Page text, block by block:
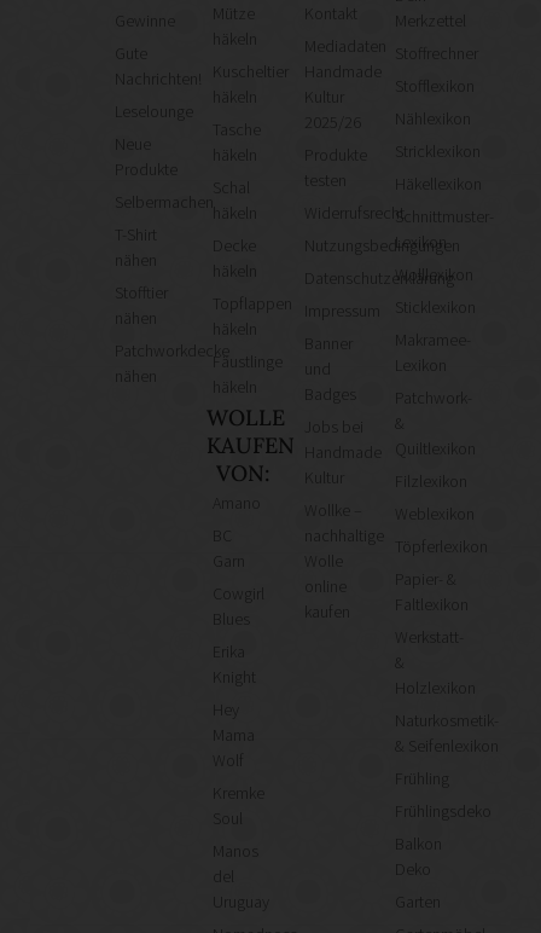
Gute
Nachrichten!
Leselounge
Neue
Produkte
Selbermachen
T-Shirt
Stofftier
Patchworkdecke
Mütze
häkeln
Kuscheltier
häkeln
Tasche
häkeln
häkeln
Topflappen
häkeln
Fäustlinge
häkeln
WOLLE
KAUFEN
VON:
Cowgirl
Knight
Mama
Wolf
Kremke
Manos
Uruguay
Kontakt
Mediadaten
Kultur
Produkte
testen
Widerrufsrecht
Nutzungsbedingungen
Datenschutzerklärung
Kultur
Wollke –
nachhaltige
kaufen
Merkzettel
Stoffrechner
Stofflexikon
Nählexikon
Stricklexikon
Häkellexikon
Schnittmuster-
Lexikon
Wolllexikon
Sticklexikon
Makramee-
Lexikon
Patchwork-
&
Quiltlexikon
Weblexikon
Töpferlexikon
Papier- &
Faltlexikon
Werkstatt-
&
Holzlexikon
Naturkosmetik-
& Seifenlexikon
Frühling
Frühlingsdeko
Balkon
Deko
Garten